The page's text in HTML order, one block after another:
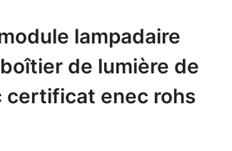
lampadaire
de lumière de
certificat enec rohs